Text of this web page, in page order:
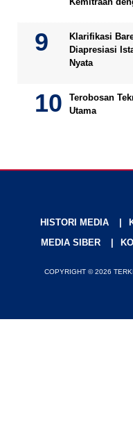
Klarifikasi
Diapresiasi
Nyata
Terobosan
Utama
HISTORI MEDIA
MEDIA SIBER
COPYRIGHT © 2026